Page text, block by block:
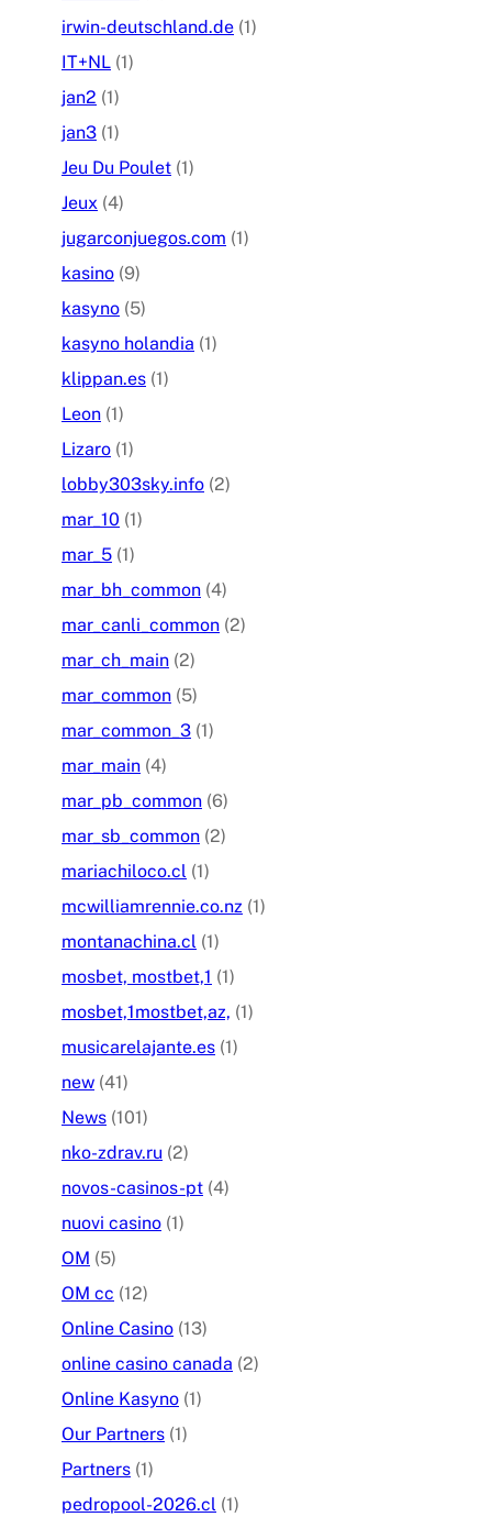
irwin-deutschland.de (1)
IT+NL (1)
jan2 (1)
jan3 (1)
Jeu Du Poulet (1)
Jeux (4)
jugarconjuegos.com (1)
kasino (9)
kasyno (5)
kasyno holandia (1)
klippan.es (1)
Leon (1)
Lizaro (1)
lobby303sky.info (2)
mar_10 (1)
mar_5 (1)
mar_bh_common (4)
mar_canli_common (2)
mar_ch_main (2)
mar_common (5)
mar_common_3 (1)
mar_main (4)
mar_pb_common (6)
mar_sb_common (2)
mariachiloco.cl (1)
mcwilliamrennie.co.nz (1)
montanachina.cl (1)
mosbet, mostbet,1 (1)
mosbet,1mostbet,az, (1)
musicarelajante.es (1)
new (41)
News (101)
nko-zdrav.ru (2)
novos-casinos-pt (4)
nuovi casino (1)
OM (5)
OM cc (12)
Online Casino (13)
online casino canada (2)
Online Kasyno (1)
Our Partners (1)
Partners (1)
pedropool-2026.cl (1)